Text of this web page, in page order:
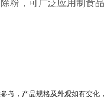
粉，可广泛应用制食
考，产品规格及外观如有变化